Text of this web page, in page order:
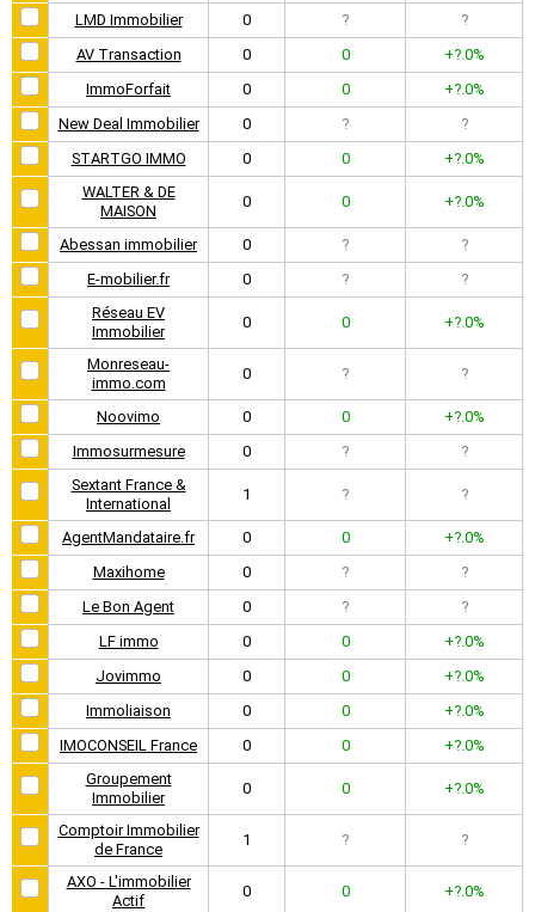
LMD Immobilier
0 ?
?
AV Transaction
0 0
+?.0%
ImmoForfait
0 0
+?.0%
New Deal Immobilier
0 ?
?
STARTGO IMMO
0 0
+?.0%
WALTER & DE
MAISON
0 0 +?.0%
Abessan immobilier 0 ?
?
E-mobilier.fr
0 ?
?
Réseau EV
Immobilier
0 0 +?.0%
Monreseau-
immo.com
0 ? ?
Noovimo 0 0
+?.0%
Immosurmesure
0 ?
?
Sextant France &
International
1 ? ?
AgentMandataire.fr 0 0
+?.0%
Maxihome
0 ?
?
Le Bon Agent
0 ?
?
LF immo
0 0
+?.0%
Jovimmo
0 0
+?.0%
Immoliaison
0 0
+?.0%
IMOCONSEIL France
0 0
+?.0%
Groupement
Immobilier
0 0 +?.0%
Comptoir Immobilier
de France
1 ? ?
AXO - L'immobilier
Actif
0 0 +?.0%